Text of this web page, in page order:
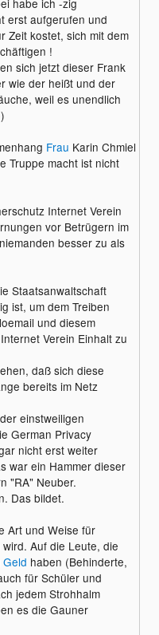
habe ich -zig
erst aufgerufen und
Zeit kostet, sich mit dem
!
sich jetzt dieser Frank
wie der heißt und der
weil es unendlich
Frau Karin Chmiel
Truppe macht ist nicht
Internet Verein
vor Betrügern im
besser zu als
Staatsanwaltschaft
ist, um dem Treiben
und diesem
Verein Einhalt zu
daß sich diese
bereits im Netz
einstweiligen
German Privacy
nicht erst weiter
war ein Hammer dieser
"RA" Neuber.
Das bildet.
Art und Weise für
Auf die Leute, die
Geld haben (Behinderte,
für Schüler und
jedem Strohhalm
es die Gauner